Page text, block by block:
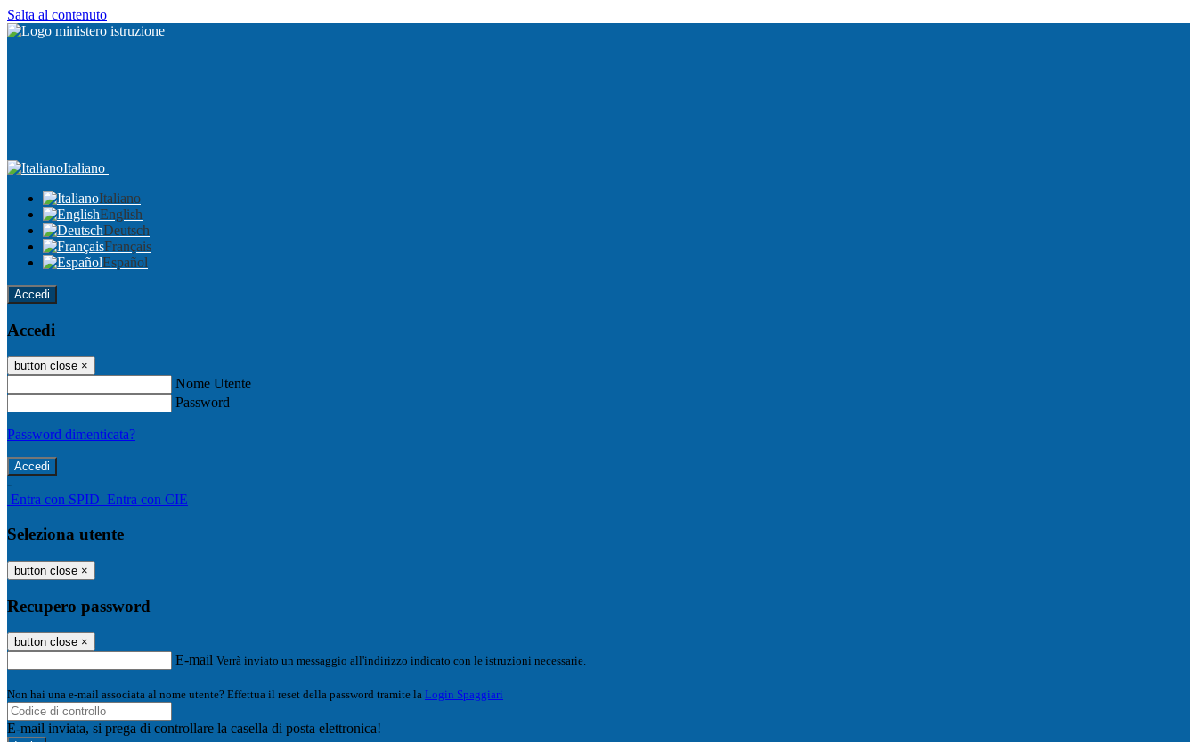
Salta al contenuto
Italiano
Italiano
English
Deutsch
Français
Español
Accedi
Accedi
button close ×
Nome Utente
Password
Password dimenticata?
-
Entra con SPID Entra con CIE
Seleziona utente
button close ×
Recupero password
button close ×
E-mail Verrà inviato un messaggio all'indirizzo indicato con le istruzioni necessarie.
Non hai una e-mail associata al nome utente? Effettua il reset della password tramite la Login Spaggiari
E-mail inviata, si prega di controllare la casella di posta elettronica!